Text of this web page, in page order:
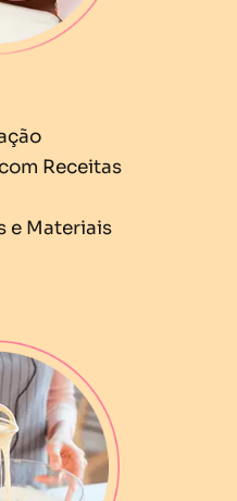
Receitas
e Materiais